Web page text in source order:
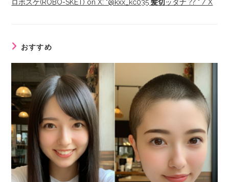
ロボスケ(ROBO-SKET) on X: "@kxx_kc035髪切ッタナ ?? " / X
おすすめ